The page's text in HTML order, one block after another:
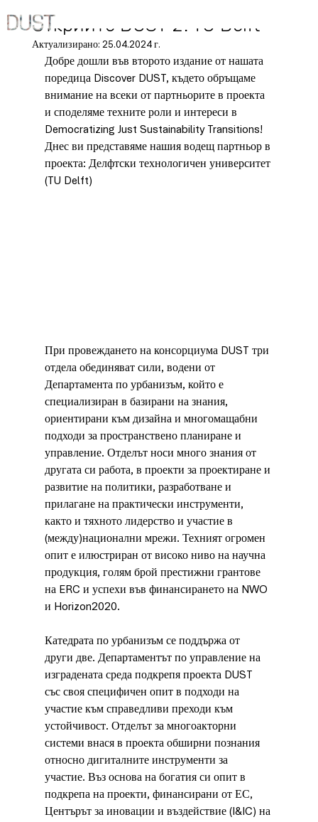
Открийте DUST 2: TU Delft
Актуализирано: 25.04.2024 г.
Добре дошли във второто издание от нашата
поредица Discover DUST, където обръщаме
внимание на всеки от партньорите в проекта
и споделяме техните роли и интереси в
Democratizing Just Sustainability Transitions!
Днес ви представяме нашия водещ партньор в
проекта: Делфтски технологичен университет
(TU Delft)
При провеждането на консорциума DUST три
отдела обединяват сили, водени от
Департамента по урбанизъм, който е
специализиран в базирани на знания,
ориентирани към дизайна и многомащабни
подходи за пространствено планиране и
управление. Отделът носи много знания от
другата си работа, в проекти за проектиране и
развитие на политики, разработване и
прилагане на практически инструменти,
както и тяхното лидерство и участие в
(между)национални мрежи. Техният огромен
опит е илюстриран от високо ниво на научна
продукция, голям брой престижни грантове
на ERC и успехи във финансирането на NWO
и Horizon2020.
Катедрата по урбанизъм се поддържа от
други две. Департаментът по управление на
изградената среда подкрепя проекта DUST
със своя специфичен опит в подходи на
участие към справедливи преходи към
устойчивост. Отделът за многоакторни
системи внася в проекта обширни познания
относно дигиталните инструменти за
участие. Въз основа на богатия си опит в
подкрепа на проекти, финансирани от ЕС,
Центърът за иновации и въздействие (I&IC) на